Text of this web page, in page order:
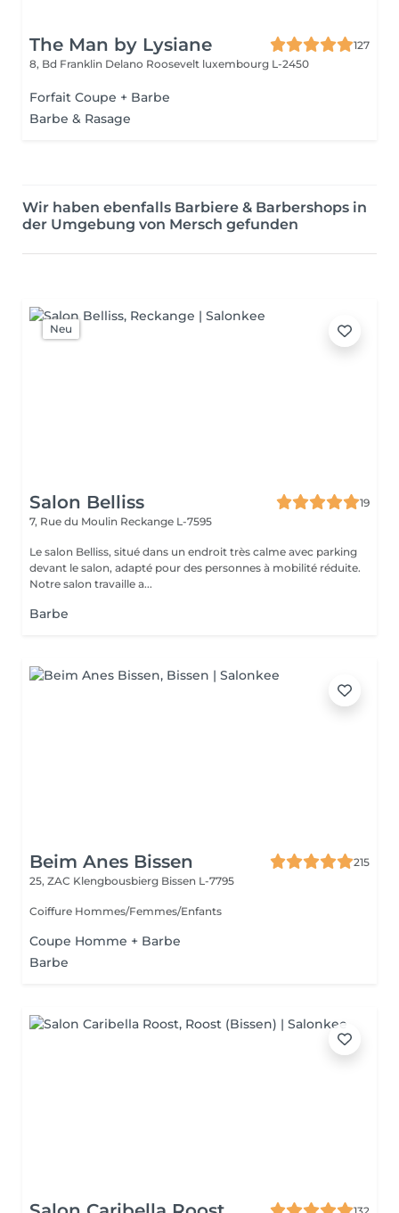
The Man by Lysiane
127
8, Bd Franklin Delano Roosevelt luxembourg L-2450
Forfait Coupe + Barbe
Barbe & Rasage
Wir haben ebenfalls Barbiere & Barbershops in
der Umgebung von Mersch gefunden
Neu
Salon Belliss
19
7, Rue du Moulin Reckange L-7595
Le salon Belliss, situé dans un endroit très calme avec parking
devant le salon, adapté pour des personnes à mobilité réduite.
Notre salon travaille a...
Barbe
Beim Anes Bissen
215
25, ZAC Klengbousbierg Bissen L-7795
Coiffure Hommes/Femmes/Enfants
Coupe Homme + Barbe
Barbe